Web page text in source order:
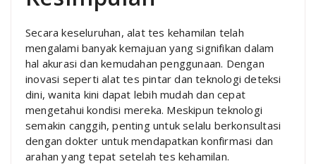
Secara keseluruhan, alat tes kehamilan telah
mengalami banyak kemajuan yang signifikan dalam
hal akurasi dan kemudahan penggunaan. Dengan
inovasi seperti alat tes pintar dan teknologi deteksi
dini, wanita kini dapat lebih mudah dan cepat
mengetahui kondisi mereka. Meskipun teknologi
semakin canggih, penting untuk selalu berkonsultasi
dengan dokter untuk mendapatkan konfirmasi dan
arahan yang tepat setelah tes kehamilan.